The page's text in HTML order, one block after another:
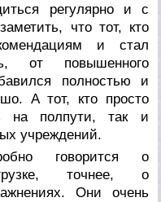
регулярно и с
что тот, кто
и стал
от повышенного
полностью и
А тот, кто просто
на полпути, так и
учреждений.
говорится о
точнее, о
Они очень